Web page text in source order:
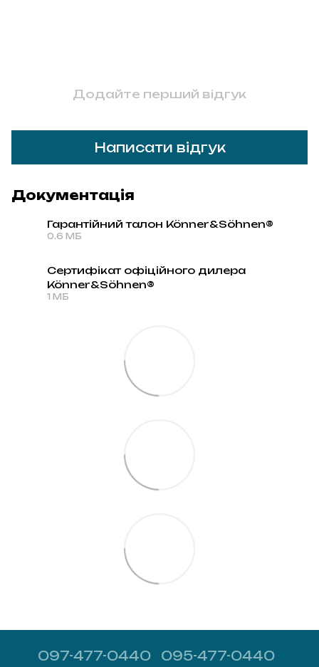
Додайте перший відгук
Написати відгук
Документація
Гарантійний талон Könner&Söhnen®
0.6 МБ
Сертифікат офіційного дилера
Könner&Söhnen®
1 МБ
097-477-0440 095-477-0440